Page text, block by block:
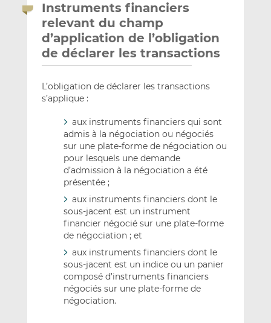
Instruments financiers
relevant du champ
d’application de l’obligation
de déclarer les transactions
L’obligation de déclarer les transactions
s’applique :
aux instruments financiers qui sont
admis à la négociation ou négociés
sur une plate-forme de négociation ou
pour lesquels une demande
d’admission à la négociation a été
présentée ;
aux instruments financiers dont le
sous-jacent est un instrument
financier négocié sur une plate-forme
de négociation ; et
aux instruments financiers dont le
sous-jacent est un indice ou un panier
composé d’instruments financiers
négociés sur une plate-forme de
négociation.